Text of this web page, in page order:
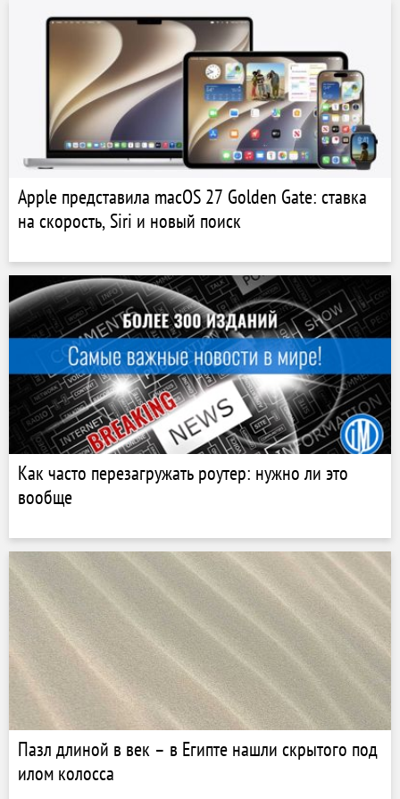
Apple представила macOS 27 Golden Gate: ставка
на скорость, Siri и новый поиск
Как часто перезагружать роутер: нужно ли это
вообще
Пазл длиной в век – в Египте нашли скрытого под
илом колосса